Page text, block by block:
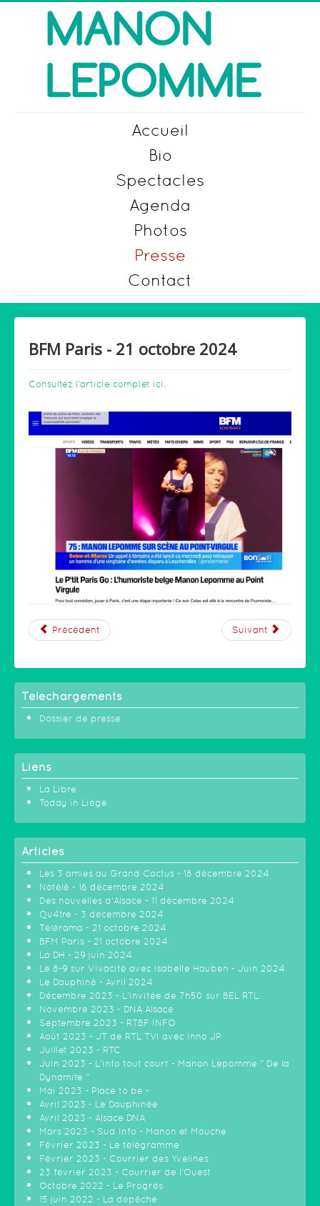
Accueil
Bio
Spectacles
Agenda
Photos
Presse
Contact
BFM Paris - 21 octobre 2024
Consultez l'article complet ici.
Précédent Suivant
Téléchargements
Dossier de presse
Liens
La Libre
Today in Liège
Articles
Les 3 amies au Grand Cactus - 18 décembre 2024
Notélé - 16 décembre 2024
Des nouvelles d'Alsace - 11 décembre 2024
Qu4tre - 3 décembre 2024
Télérama - 21 octobre 2024
BFM Paris - 21 octobre 2024
La DH - 29 juin 2024
Le 8-9 sur Vivacité avec Isabelle Hauben - Juin 2024
Le Dauphiné - Avril 2024
Décembre 2023 - L'invitée de 7h50 sur BEL RTL
Novembre 2023 - DNA Alsace
Septembre 2023 - RTBF INFO
Août 2023 - JT de RTL TVI avec Inno JP
Juillet 2023 - RTC
Juin 2023 - L'info tout court - Manon Lepomme " De la
Dynamite "
Mai 2023 - Place to be -
Avril 2023 - Le Dauphinée
Avril 2023 - Alsace DNA
Mars 2023 - Sud Info - Manon et Mouche
Février 2023 - Le télégramme
Février 2023 - Courrier des Yvelines
23 février 2023 - Courrier de l'Ouest
Octobre 2022 - Le Progrès
15 juin 2022 - La dépêche